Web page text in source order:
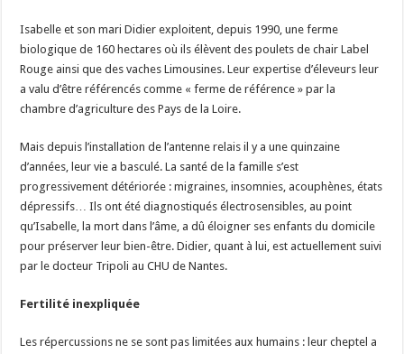
Isabelle et son mari Didier exploitent, depuis 1990, une ferme
biologique de 160 hectares où ils élèvent des poulets de chair Label
Rouge ainsi que des vaches Limousines. Leur expertise d’éleveurs leur
a valu d’être référencés comme « ferme de référence » par la
chambre d’agriculture des Pays de la Loire.
Mais depuis l’installation de l’antenne relais il y a une quinzaine
d’années, leur vie a basculé. La santé de la famille s’est
progressivement détériorée : migraines, insomnies, acouphènes, états
dépressifs… Ils ont été diagnostiqués électrosensibles, au point
qu’Isabelle, la mort dans l’âme, a dû éloigner ses enfants du domicile
pour préserver leur bien-être. Didier, quant à lui, est actuellement suivi
par le docteur Tripoli au CHU de Nantes.
Fertilité inexpliquée
Les répercussions ne se sont pas limitées aux humains : leur cheptel a